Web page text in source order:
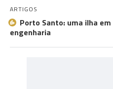
ARTIGOS
Porto Santo: uma ilha
engenharia